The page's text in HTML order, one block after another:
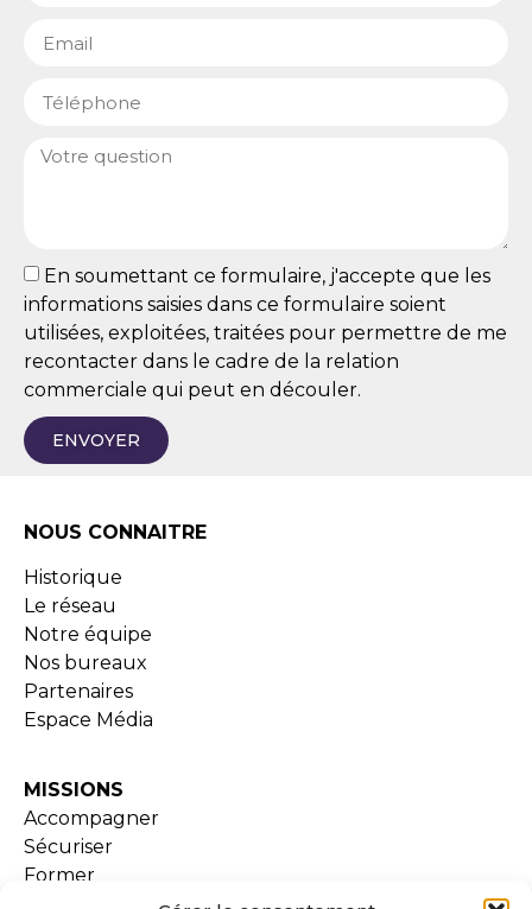
En soumettant ce formulaire, j'accepte que les
informations saisies dans ce formulaire soient
utilisées, exploitées, traitées pour permettre de me
recontacter dans le cadre de la relation
commerciale qui peut en découler.
ENVOYER
NOUS CONNAITRE
Historique
Le réseau
Notre équipe
Nos bureaux
Partenaires
Espace Média
MISSIONS
Accompagner
Sécuriser
Former